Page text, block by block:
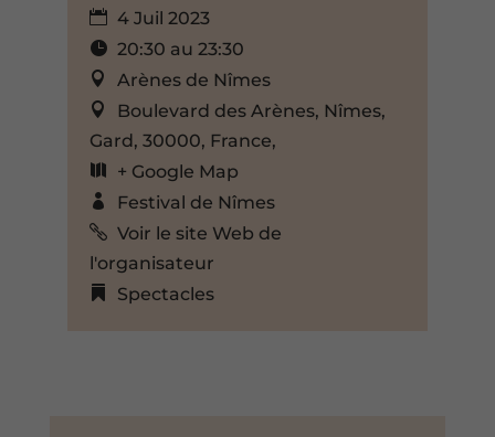
4 Juil 2023
20:30 au 23:30
Arènes de Nîmes
Boulevard des Arènes, Nîmes,
Gard, 30000, France,
+ Google Map
Festival de Nîmes
Voir le site Web de
l'organisateur
Spectacles